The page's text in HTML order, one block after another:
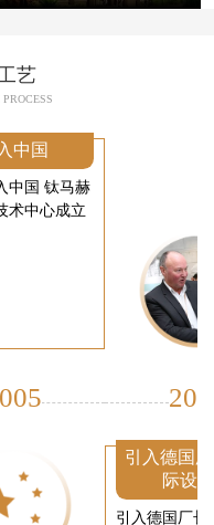
艺
中国
中国 钛马赫
术中心成立
引入德国
际设
引入德国厂长